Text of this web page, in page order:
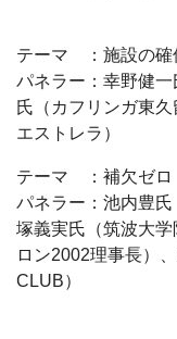
テーマ ：施設の確
パネラー：幸野健
氏（カフリンガ東
エストレラ）
テーマ ：補欠ゼロ
パネラー：池内豊
塚義実氏（筑波大
ロン2002理事長）
CLUB）